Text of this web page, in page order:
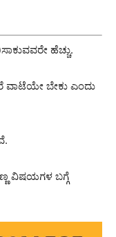
ಹೆಚ್ಚು.
ವಾಟೆಯೇ ಬೇಕು ಎಂದು
ವಿಷಯಗಳ ಬಗ್ಗೆ